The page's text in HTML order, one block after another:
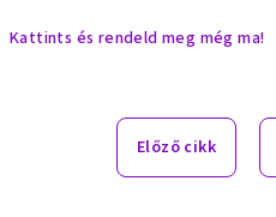
Kattints és rendeld meg még ma!
Előző cikk